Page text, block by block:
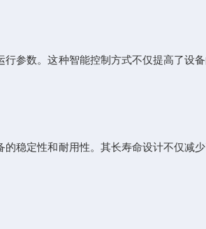
数。这种智能控制方式不仅提高了设
定性和耐用性。其长寿命设计不仅减